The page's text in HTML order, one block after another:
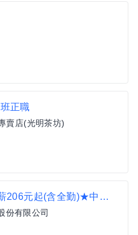
正職
賣店(光明茶坊)
【すき家 SUKIYA】★時薪206元起(含全勤)★中壢中原店
份有限公司